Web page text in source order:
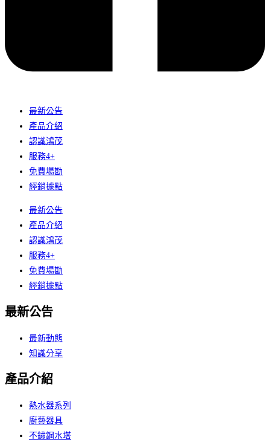
最新公告
產品介紹
認識鴻茂
服務4+
免費場勘
經銷據點
最新公告
產品介紹
認識鴻茂
服務4+
免費場勘
經銷據點
最新公告
最新動態
知識分享
產品介紹
熱水器系列
廚藝器具
不鏽鋼水塔